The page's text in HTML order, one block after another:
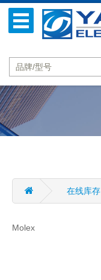
在线库存
Molex